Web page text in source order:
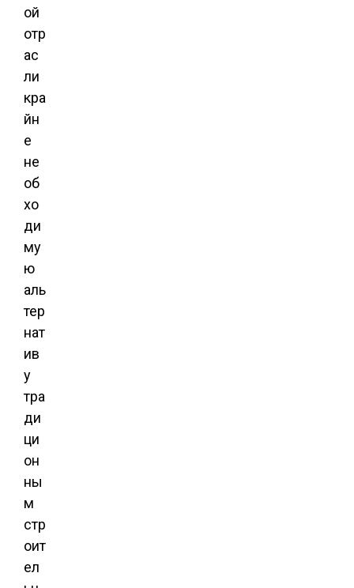
ой
отр
ас
ли
кра
йн
е
не
об
хо
ди
му
ю
аль
тер
нат
ив
у
тра
ди
ци
он
ны
м
стр
оит
ел